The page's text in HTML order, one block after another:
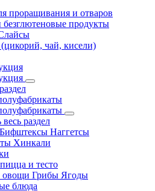
проращивания и отваров
продукты
чай, кисели)
раздел
Наггетсы
Хинкали
и тесто
овощи Грибы Ягоды
блюда